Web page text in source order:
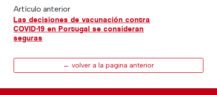
Artículo anterior
Las decisiones de vacunación contra
COVID-19 en Portugal se consideran
seguras
← volver a la pagina anterior